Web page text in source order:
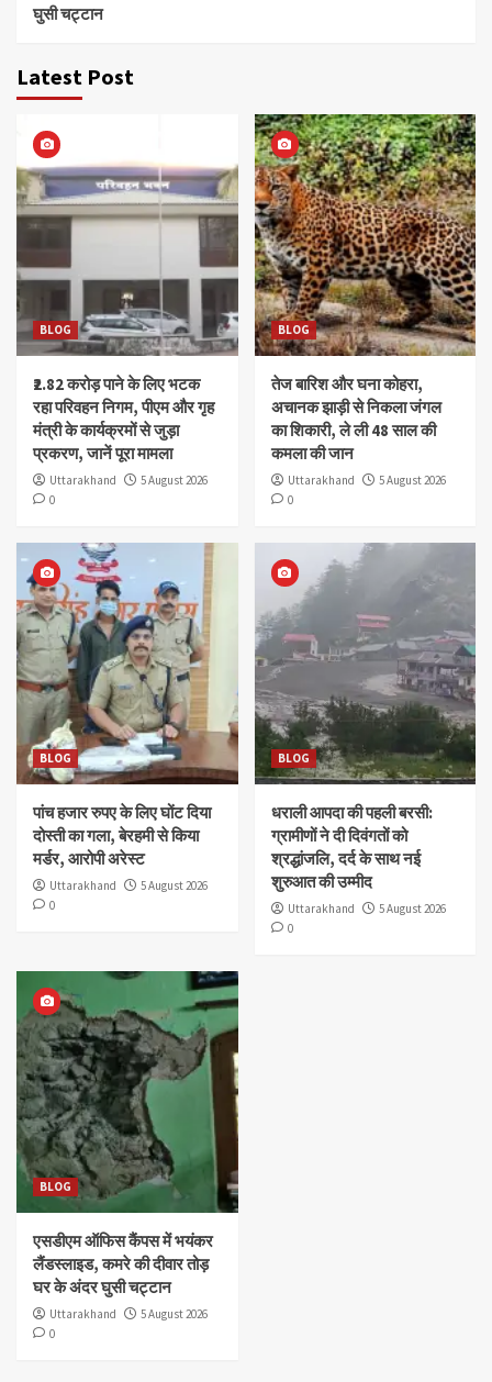
घुसी चट्टान
Latest Post
BLOG
₹2.82 करोड़ पाने के लिए भटक
रहा परिवहन निगम, पीएम और गृह
मंत्री के कार्यक्रमों से जुड़ा
प्रकरण, जानें पूरा मामला
Uttarakhand
5 August 2026
0
BLOG
तेज बारिश और घना कोहरा,
अचानक झाड़ी से निकला जंगल
का शिकारी, ले ली 48 साल की
कमला की जान
Uttarakhand
5 August 2026
0
BLOG
पांच हजार रुपए के लिए घोंट दिया
दोस्ती का गला, बेरहमी से किया
मर्डर, आरोपी अरेस्ट
Uttarakhand
5 August 2026
0
BLOG
धराली आपदा की पहली बरसी:
ग्रामीणों ने दी दिवंगतों को
श्रद्धांजलि, दर्द के साथ नई
शुरुआत की उम्मीद
Uttarakhand
5 August 2026
0
BLOG
एसडीएम ऑफिस कैंपस में भयंकर
लैंडस्लाइड, कमरे की दीवार तोड़
घर के अंदर घुसी चट्टान
Uttarakhand
5 August 2026
0